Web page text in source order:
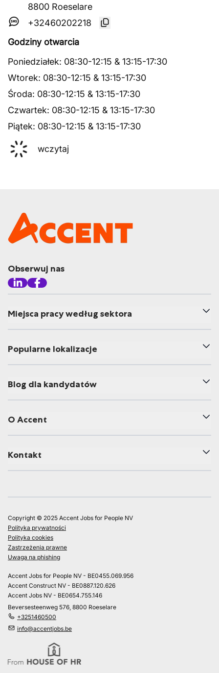
8800 Roeselare
+32460202218
Godziny otwarcia
Poniedziałek: 08:30-12:15 & 13:15-17:30
Wtorek: 08:30-12:15 & 13:15-17:30
Środa: 08:30-12:15 & 13:15-17:30
Czwartek: 08:30-12:15 & 13:15-17:30
Piątek: 08:30-12:15 & 13:15-17:30
wczytaj
Obserwuj nas
Miejsca pracy według sektora
Popularne lokalizacje
Blog dla kandydatów
O Accent
Kontakt
Copyright © 2025 Accent Jobs for People NV
Polityka prywatności
Polityka cookies
Zastrzeżenia prawne
Uwaga na phishing
Accent Jobs for People NV - BE0455.069.956
Accent Construct NV - BE0887.120.626
Accent Jobs NV - BE0654.755.146
Beversesteenweg 576, 8800 Roeselare
+3251460500
info@accentjobs.be